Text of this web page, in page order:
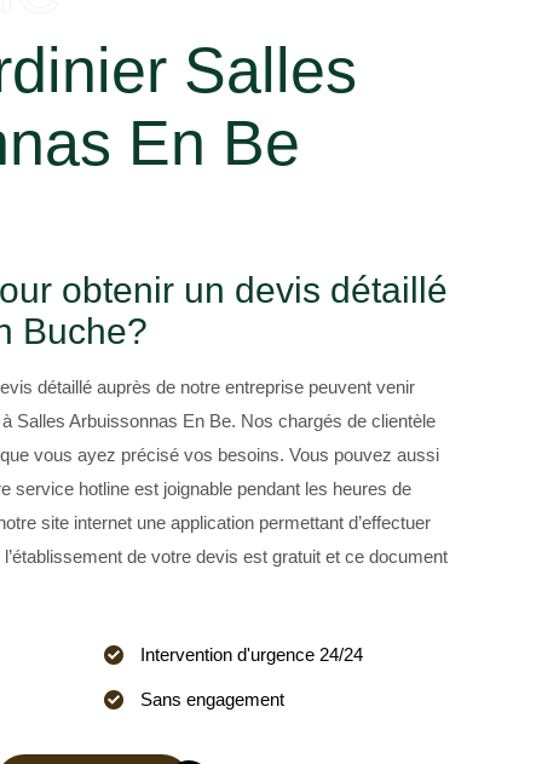
Salles
En Be
obtenir un devis détaillé
Buche?
détaillé auprès de notre entreprise peuvent venir
Salles Arbuissonnas En Be. Nos chargés de clientèle
vous ayez précisé vos besoins. Vous pouvez aussi
service hotline est joignable pendant les heures de
site internet une application permettant d’effectuer
de votre devis est gratuit et ce document
Intervention d'urgence 24/24
Sans engagement